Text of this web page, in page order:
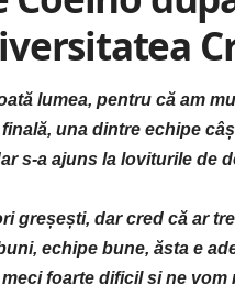
lumea, pentru că am
una dintre echipe
s-a ajuns la loviturile de
greșești, dar cred că ar
echipe bune, ăsta e
foarte dificil și ne